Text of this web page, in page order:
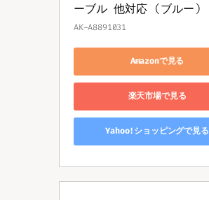
ーブル 他対応 (ブルー)
AK-A8891031
Amazonで見る
楽天市場で見る
Yahoo!ショッピングで見る